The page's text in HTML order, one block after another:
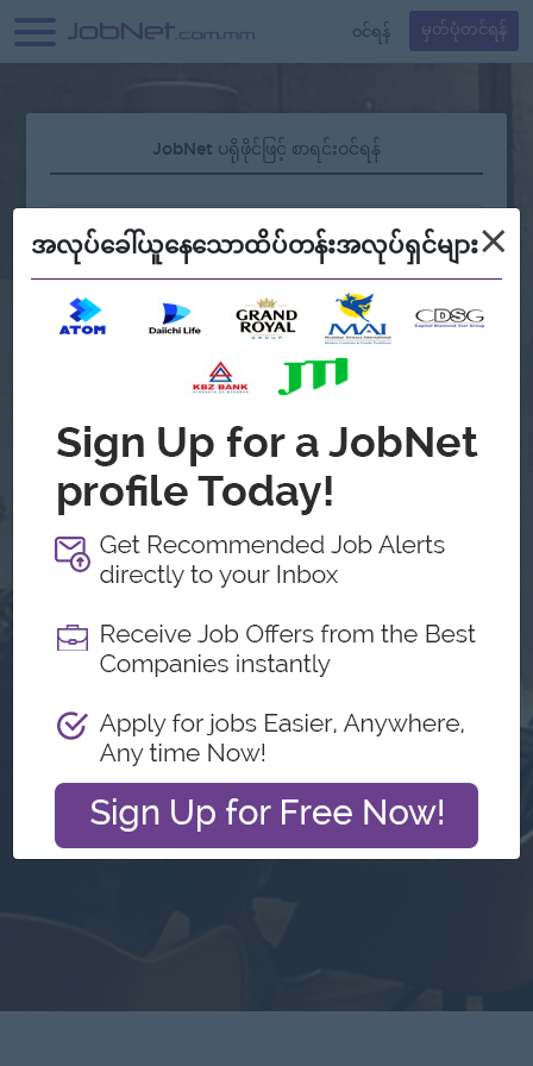
၀င်ရန် မှတ်ပုံတင်ရန်
JobNet ပရိုဖိုင်ဖြင့် စာရင်းဝင်ရန်
လျှို့ဝှက်နံပါတ် မေ့နေပါသလား?
Continue with Google
အကောင့်မရှိသေးဘူးလား?မှတ်ပုံတင်မယ်
အလုပ်ခေါ်ယူနေသောထိပ်တန်းအလုပ်ရှင်များ×